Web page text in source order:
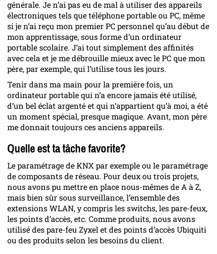
générale. Je n’ai pas eu de mal à utiliser des appareils
électroniques tels que téléphone portable ou PC, même
si je n’ai reçu mon premier PC personnel qu’au début de
mon apprentissage, sous forme d’un ordinateur
portable scolaire. J’ai tout simplement des affinités
avec cela et je me débrouille mieux avec le PC que mon
père, par exemple, qui l’utilise tous les jours.
Tenir dans ma main pour la première fois, un
ordinateur portable qui n’a encore jamais été utilisé,
d’un bel éclat argenté et qui n’appartient qu’à moi, a été
un moment spécial, presque magique. Avant, mon père
me donnait toujours ces anciens appareils.
Quelle est ta tâche favorite?
Le paramétrage de KNX par exemple ou le paramétrage
de composants de réseau. Pour deux ou trois projets,
nous avons pu mettre en place nous-mêmes de A à Z,
mais bien sûr sous surveillance, l’ensemble des
extensions WLAN, y compris les switchs, les pare-feux,
les points d’accès, etc. Comme produits, nous avons
utilisé des pare-feu Zyxel et des points d’accès Ubiquiti
ou des produits selon les besoins du client.